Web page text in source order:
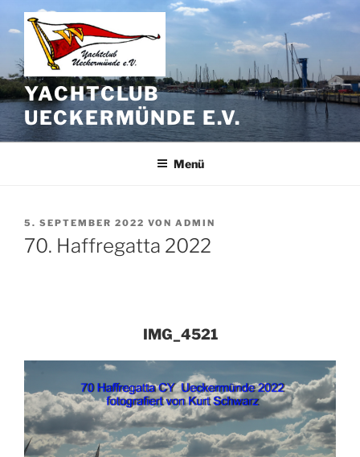
Zum
Inhalt
springen
YACHTCLUB
UECKERMÜNDE E.V.
Menü
VERÖFFENTLICHT
AM
5. SEPTEMBER 2022 VON ADMIN
70. Haffregatta 2022
IMG_4521